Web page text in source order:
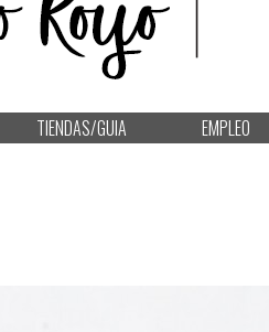
TIENDAS/GUIA EMPLEO